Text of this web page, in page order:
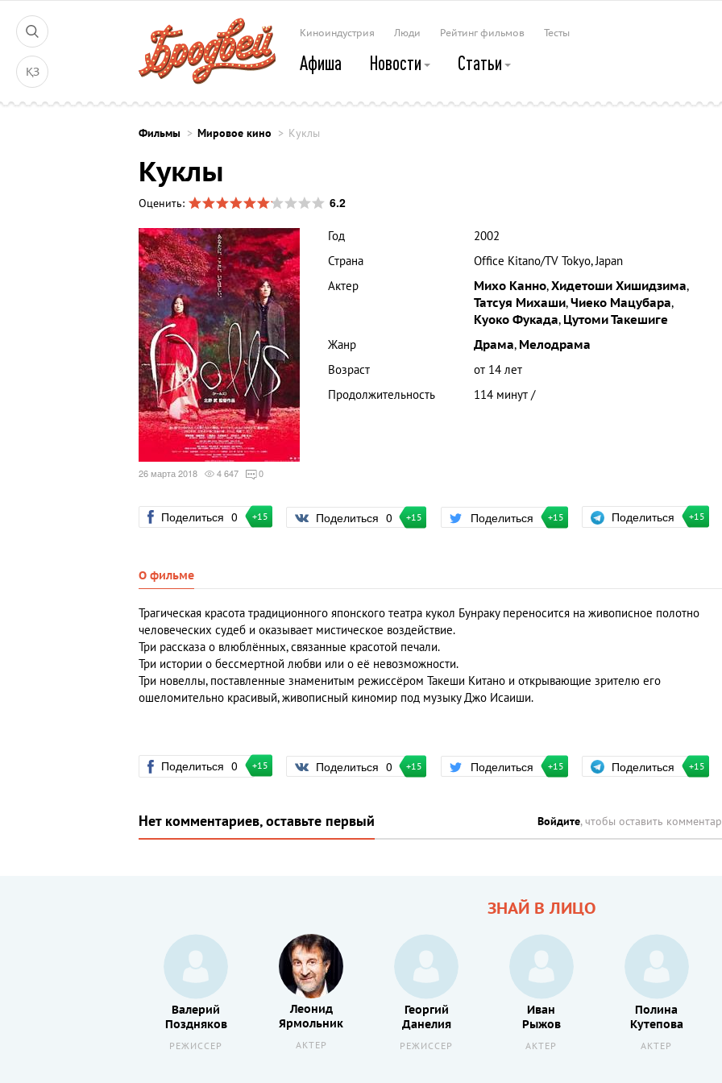
ҚЗ
Киноиндустрия Люди Рейтинг фильмов Тесты
Афиша Новости Статьи
Фильмы Мировое кино Куклы
Куклы
Оценить: 6.2
26 марта 2018 4 647 0
Год
2002
Страна
Office Kitano/TV Tokyo, Japan
Актер
Михо Канно,Хидетоши Хишидзима,
Татсуя Михаши,Чиеко Мацубара,
Куоко Фукада, Цутоми Такешиге
Жанр
Драма, Мелодрама
Возраст
от 14 лет
Продолжительность
114 минут /
Поделиться 0 +15 Поделиться 0 +15 Поделиться +15 Поделиться +15
О фильме
Трагическая красота традиционного японского театра кукол Бунраку переносится на живописное полотно
человеческих судеб и оказывает мистическое воздействие.
Три рассказа о влюблённых, связанные красотой печали.
Три истории о бессмертной любви или о её невозможности.
Три новеллы, поставленные знаменитым режиссёром Такеши Китано и открывающие зрителю его
ошеломительно красивый, живописный киномир под музыку Джо Исаиши.
Поделиться 0 +15 Поделиться 0 +15 Поделиться +15 Поделиться +15
Нет комментариев, оставьте первый Войдите, чтобы оставить
ЗНАЙ В ЛИЦО
Валерий
Поздняков
РЕЖИССЕР
Леонид
Ярмольник
АКТЕР
Георгий
Данелия
РЕЖИССЕР
Иван
Рыжов
АКТЕР
Полина
Кутепова
АКТЕР